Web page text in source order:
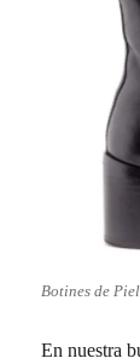
Botines de
En nuestra